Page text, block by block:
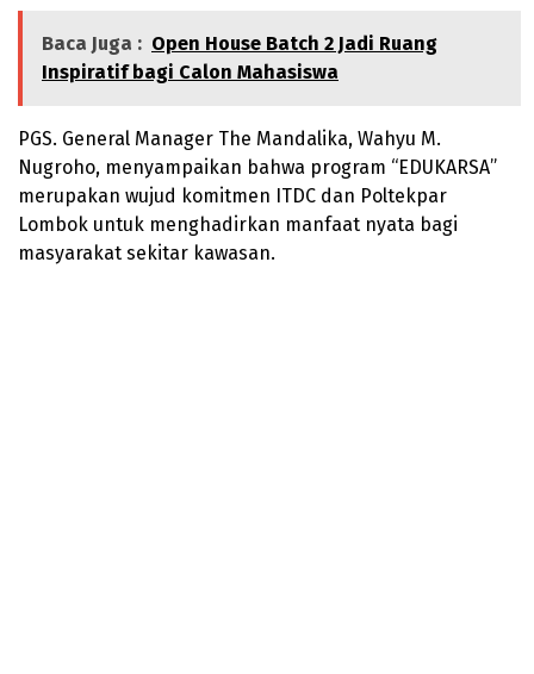
Baca Juga : Open House Batch 2 Jadi Ruang
Inspiratif bagi Calon Mahasiswa
PGS. General Manager The Mandalika, Wahyu M.
Nugroho, menyampaikan bahwa program “EDUKARSA”
merupakan wujud komitmen ITDC dan Poltekpar
Lombok untuk menghadirkan manfaat nyata bagi
masyarakat sekitar kawasan.